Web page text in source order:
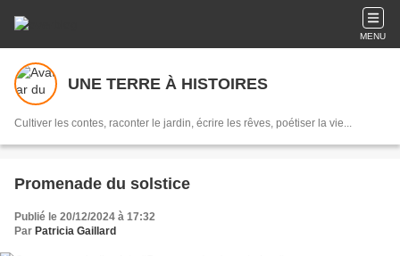
MENU
UNE TERRE À HISTOIRES
Cultiver les contes, raconter le jardin, écrire les rêves, poétiser la vie...
Promenade du solstice
Publié le 20/12/2024 à 17:32
Par Patricia Gaillard